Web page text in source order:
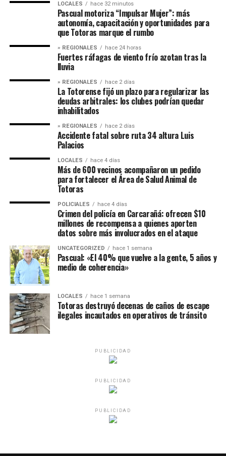
LOCALES hace 32 minutos
Pascual motoriza “Impulsar Mujer”: más
autonomía, capacitación y oportunidades para
que Totoras marque el rumbo
» REGIONALES hace 24 horas
Fuertes ráfagas de viento frío azotan tras la
lluvia
» REGIONALES hace 2 días
La Totorense fijó un plazo para regularizar las
deudas arbitrales: los clubes podrían quedar
inhabilitados
» REGIONALES hace 2 días
Accidente fatal sobre ruta 34 altura Luis
Palacios
LOCALES hace 4 días
Más de 600 vecinos acompañaron un pedido
para fortalecer el Área de Salud Animal de
Totoras
POLICIALES hace 4 días
Crimen del policía en Carcarañá: ofrecen $10
millones de recompensa a quienes aporten
datos sobre más involucrados en el ataque
UNCATEGORIZED hace 1 semana
Pascual: «El 40% que vuelve a la gente, 5 años y
medio de coherencia»
LOCALES hace 1 semana
Totoras destruyó decenas de caños de escape
ilegales incautados en operativos de tránsito
PUBLICIDAD
PUBLICIDAD
PUBLICIDAD